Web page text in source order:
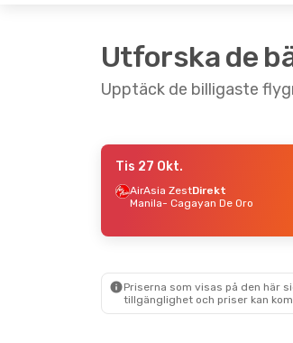
Utforska de
Upptäck de billigaste
- Lör 12 Sep.
- Cagayan De Oro
Tis 27 Okt.
AirAsia ZestDirekt
Manila- Cagayan De Oro
Priserna som visas på den här
tillgänglighet och priser kan